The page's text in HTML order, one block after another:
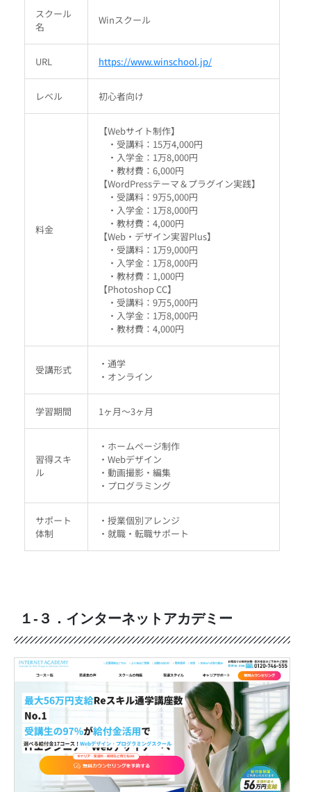
スクール
名
Winスクール
URL https://www.winschool.jp/
レベル 初心者向け
料金
【Webサイト制作】
・受講料：15万4,000円
・入学金：1万8,000円
・教材費：6,000円
【WordPressテーマ＆プラグイン実践】
・受講料：9万5,000円
・入学金：1万8,000円
・教材費：4,000円
【Web・デザイン実習Plus】
・受講料：1万9,000円
・入学金：1万8,000円
・教材費：1,000円
【Photoshop CC】
・受講料：9万5,000円
・入学金：1万8,000円
・教材費：4,000円
受講形式
・通学
・オンライン
学習期間 1ヶ月～3ヶ月
習得スキ
ル
・ホームページ制作
・Webデザイン
・動画撮影・編集
・プログラミング
サポート
体制
・授業個別アレンジ
・就職・転職サポート
１-３．インターネットアカデミー